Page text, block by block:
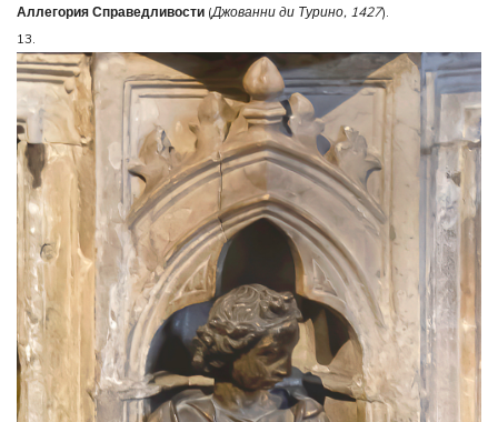
Аллегория Справедливости (Джованни ди Турино, 1427).
13.